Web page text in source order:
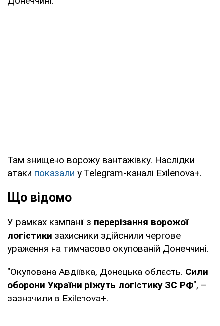
Там знищено ворожу вантажівку. Наслідки
атаки показали у Telegram-каналі Exilenova+.
Що відомо
У рамках кампанії з перерізання ворожої
логістики захисники здійснили чергове
ураження на тимчасово окупованій Донеччині.
"Окупована Авдіївка, Донецька область. Сили
оборони України ріжуть логістику ЗС РФ", –
зазначили в Exilenova+.